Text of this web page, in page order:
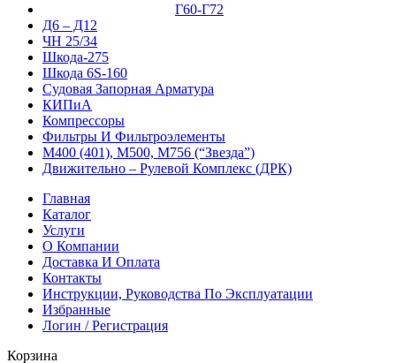
Г60-Г72
Д6 – Д12
ЧН 25/34
Шкода-275
Шкода 6S-160
Судовая Запорная Арматура
КИПиА
Компрессоры
Фильтры И Фильтроэлементы
М400 (401), М500, М756 (“Звезда”)
Движительно – Рулевой Комплекс (ДРК)
Главная
Каталог
Услуги
О Компании
Доставка И Оплата
Контакты
Инструкции, Руководства По Эксплуатации
Избранные
Логин / Регистрация
Корзина